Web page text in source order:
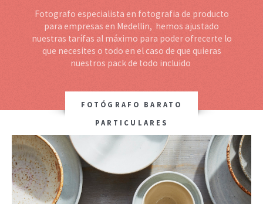
Fotografo especialista en fotografia de producto
para empresas en Medellin, hemos ajustado
nuestras tarífas al máximo para poder ofrecerte lo
que necesites o todo en el caso de que quieras
nuestros pack de todo incluido
FOTÓGRAFO BARATO
PARTICULARES